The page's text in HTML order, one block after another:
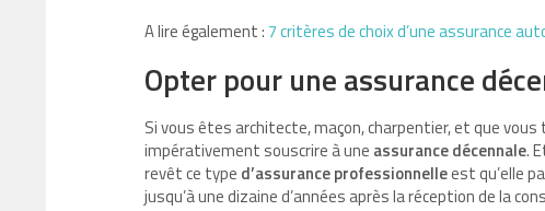
A lire également :7 critères de choix d’une assurance
Opter pour une assurance
Si vous êtes architecte, maçon, charpentier, et que
impérativement souscrire à une assurance décennale.
revêt ce type d’assurance professionnelleest qu’elle
jusqu’à une dizaine d’années après la réception de la